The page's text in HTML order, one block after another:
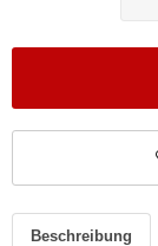
Beschreibung